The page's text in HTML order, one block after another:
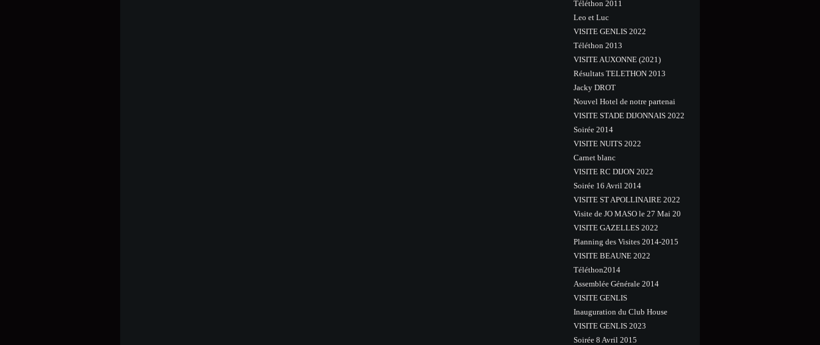
Téléthon 2011
Leo et Luc
VISITE GENLIS 2022
Téléthon 2013
VISITE AUXONNE (2021)
Résultats TELETHON 2013
Jacky DROT
Nouvel Hotel de notre partenai
VISITE STADE DIJONNAIS 2022
Soirée 2014
VISITE NUITS 2022
Carnet blanc
VISITE RC DIJON 2022
Soirée 16 Avril 2014
VISITE ST APOLLINAIRE 2022
Visite de JO MASO le 27 Mai 20
VISITE GAZELLES 2022
Planning des Visites 2014-2015
VISITE BEAUNE 2022
Téléthon2014
Assemblée Générale 2014
VISITE GENLIS
Inauguration du Club House
VISITE GENLIS 2023
Soirée 8 Avril 2015